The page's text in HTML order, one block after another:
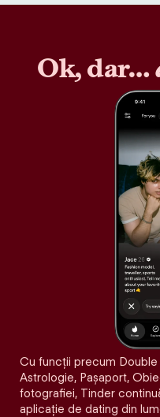
Ok, dar…
Cu funcții precum
Astrologie, Pașaport,
fotografiei, Tinder
aplicație de dating din